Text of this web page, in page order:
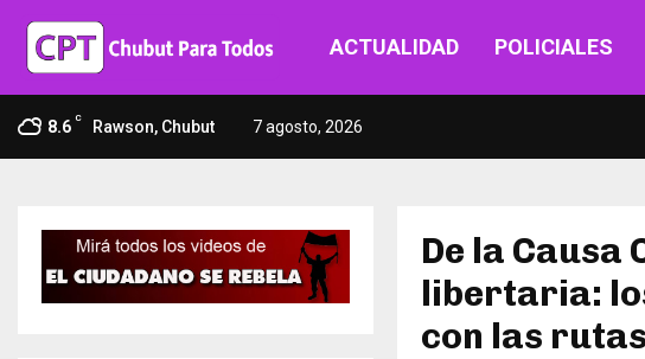
ACTUALIDAD POLICIALES
8.6 C Rawson, Chubut 7 agosto, 2026
De la Causa
libertaria:
con las rutas